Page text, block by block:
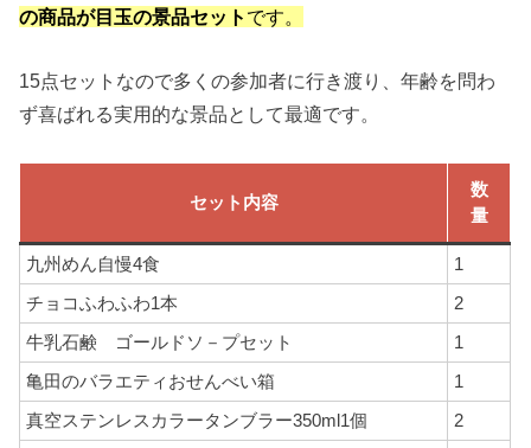
の商品が目玉の景品セット です。
15点セットなので多くの参加者に行き渡り、年齢を問わ
ず喜ばれる実用的な景品として最適です。
セット内容
数
量
九州めん自慢4食 1
チョコふわふわ1本 2
牛乳石鹸 ゴールドソ－プセット 1
亀田のバラエティおせんべい箱 1
真空ステンレスカラータンブラー350ml1個 2